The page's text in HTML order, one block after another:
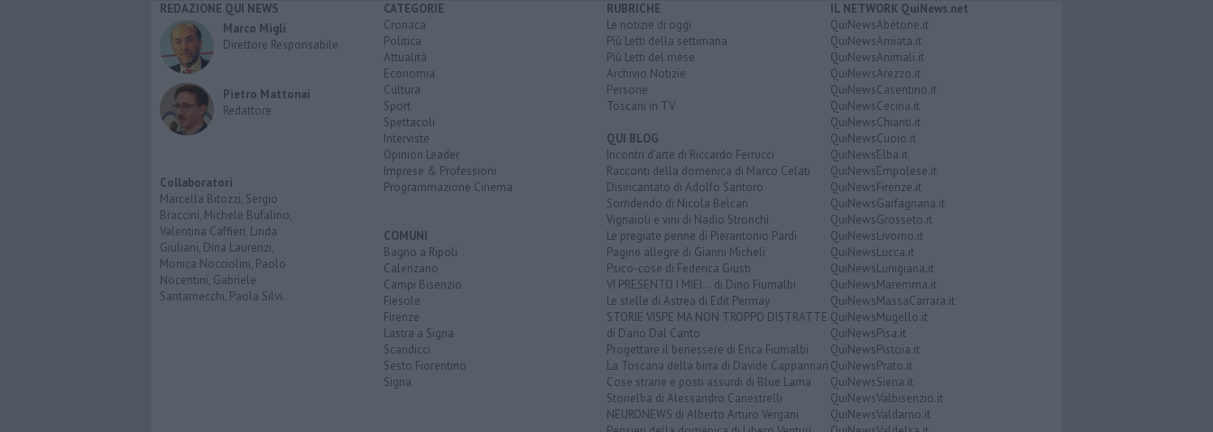
REDAZIONE QUI NEWS
Marco Migli
Direttore Responsabile
Pietro Mattonai
Redattore
Collaboratori
Marcella Bitozzi, Sergio
Braccini, Michele Bufalino,
Valentina Caffieri, Linda
Giuliani, Dina Laurenzi,
Monica Nocciolini, Paolo
Nocentini, Gabriele
Santarnecchi, Paola Silvi.
CATEGORIE
Cronaca
Politica
Attualità
Economia
Cultura
Sport
Spettacoli
Interviste
Opinion Leader
Imprese & Professioni
Programmazione Cinema
COMUNI
Bagno a Ripoli
Calenzano
Campi Bisenzio
Fiesole
Firenze
Lastra a Signa
Scandicci
Sesto Fiorentino
Signa
RUBRICHE
Le notizie di oggi
Più Letti della settimana
Più Letti del mese
Archivio Notizie
Persone
Toscani in TV
QUI BLOG
Incontri d'arte di Riccardo Ferrucci
Racconti della domenica di Marco Celati
Disincantato di Adolfo Santoro
Sorridendo di Nicola Belcari
Vignaioli e vini di Nadio Stronchi
Le pregiate penne di Pierantonio Pardi
Pagine allegre di Gianni Micheli
Psico-cose di Federica Giusti
VI PRESENTO I MIEI... di Dino Fiumalbi
Le stelle di Astrea di Edit Permay
STORIE VISPE MA NON TROPPO DISTRATTE
di Dario Dal Canto
Progettare il benessere di Erica Fiumalbi
La Toscana della birra di Davide Cappannari
Cose strane e posti assurdi di Blue Lama
Storielba di Alessandro Canestrelli
NEURONEWS di Alberto Arturo Vergani
IL NETWORK QuiNews.net
QuiNewsAbetone.it
QuiNewsAmiata.it
QuiNewsAnimali.it
QuiNewsArezzo.it
QuiNewsCasentino.it
QuiNewsCecina.it
QuiNewsChianti.it
QuiNewsCuoio.it
QuiNewsElba.it
QuiNewsEmpolese.it
QuiNewsFirenze.it
QuiNewsGarfagnana.it
QuiNewsGrosseto.it
QuiNewsLivorno.it
QuiNewsLucca.it
QuiNewsLunigiana.it
QuiNewsMaremma.it
QuiNewsMassaCarrara.it
QuiNewsMugello.it
QuiNewsPisa.it
QuiNewsPistoia.it
QuiNewsPrato.it
QuiNewsSiena.it
QuiNewsValbisenzio.it
QuiNewsValdarno.it